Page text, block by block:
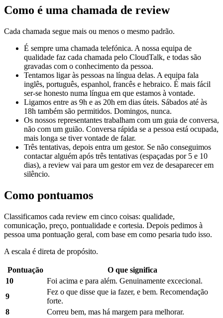
Como é uma chamada de review
Cada chamada segue mais ou menos o mesmo padrão.
É sempre uma chamada telefónica. A nossa equipa de
qualidade faz cada chamada pelo CloudTalk, e todas são
gravadas com o conhecimento da pessoa.
Tentamos ligar às pessoas na língua delas. A equipa fala
inglês, português, espanhol, francês e hebraico. É mais fácil
ser-se honesto numa língua em que estamos à vontade.
Ligamos entre as 9h e as 20h em dias úteis. Sábados até às
18h também são permitidos. Domingos, nunca.
Os nossos representantes trabalham com um guia de conversa,
não com um guião. Conversa rápida se a pessoa está ocupada,
mais longa se tiver vontade de falar.
Três tentativas, depois entra um gestor. Se não conseguimos
contactar alguém após três tentativas (espaçadas por 5 e 10
dias), a review vai para um gestor em vez de desaparecer em
silêncio.
Como pontuamos
Classificamos cada review em cinco coisas: qualidade,
comunicação, preço, pontualidade e cortesia. Depois pedimos à
pessoa uma pontuação geral, com base em como pesaria tudo isso.
A escala é direta de propósito.
Pontuação
O que significa
10
Foi acima e para além. Genuinamente excecional.
9
Fez o que disse que ia fazer, e bem. Recomendação
forte.
8
Correu bem, mas há margem para melhorar.